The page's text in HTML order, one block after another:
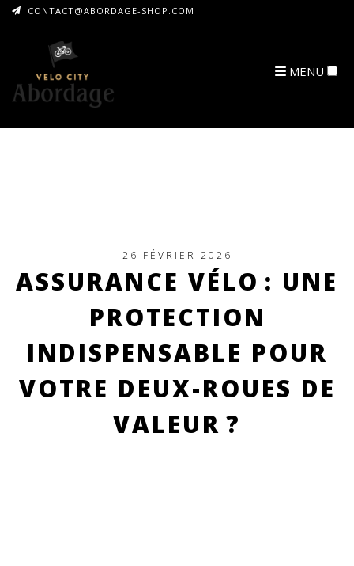
CONTACT@ABORDAGE-SHOP.COM
MENU
ARCHIVES
26 FÉVRIER 2026
ASSURANCE VÉLO : UNE
PROTECTION
INDISPENSABLE POUR
VOTRE DEUX-ROUES DE
VALEUR ?